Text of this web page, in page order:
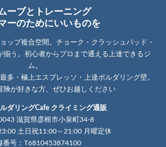
ーブとトレーニング
ーのためにいいものを
ップ複合空間。チョーク・クラッシュパッド・
揃う。初心者からプロまで通える上達できるジ
ム。
多・極上エスプレッソ・上達ボルダリング壁。
険が好きな方、ぜひお越しください
ダリングCafe クライミング通販
滋賀県彦根市小泉町34-8
土日祝11:00～21:00 月曜定休
番号：T6810453874100